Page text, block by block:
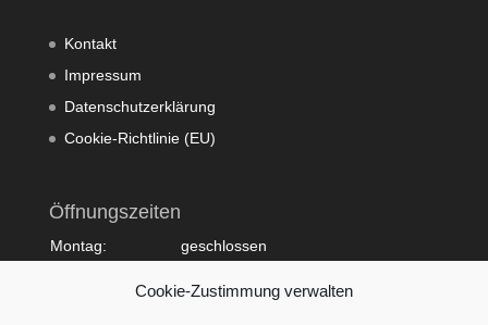
Cookie-Zustimmung verwalten
Kontakt
Impressum
Datenschutzerklärung
Cookie-Richtlinie (EU)
Öffnungszeiten
Montag:
geschlossen
09:00 - 18:00